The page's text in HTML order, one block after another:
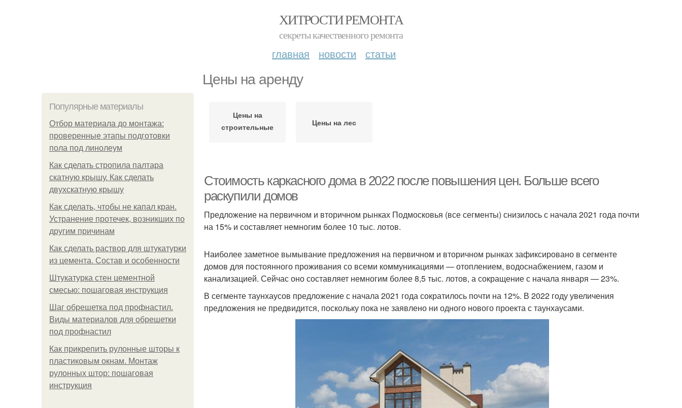
ХИТРОСТИ РЕМОНТА
секреты качественного ремонта
главная новости статьи
Цены на аренду
Популярные материалы
Отбор материала до монтажа:
проверенные этапы подготовки
пола под линолеум
Как сделать стропила палтара
скатную крышу. Как сделать
двухскатную крышу
Как сделать, чтобы не капал кран.
Устранение протечек, возникших по
другим причинам
Как сделать раствор для штукатурки
из цемента. Состав и особенности
Штукатурка стен цементной
смесью: пошаговая инструкция
Шаг обрешетка под профнастил.
Виды материалов для обрешетки
под профнастил
Как прикрепить рулонные шторы к
пластиковым окнам. Монтаж
рулонных штор: пошаговая
инструкция
Цены на
строительные
Цены на лес
Стоимость каркасного дома в 2022 после повышения цен. Больше всего
раскупили домов
Предложение на первичном и вторичном рынках Подмосковья (все сегменты) снизилось с начала 2021 года почти
на 15% и составляет немногим более 10 тыс. лотов.
Наиболее заметное вымывание предложения на первичном и вторичном рынках зафиксировано в сегменте
домов для постоянного проживания со всеми коммуникациями — отоплением, водоснабжением, газом и
канализацией. Сейчас оно составляет немногим более 8,5 тыс. лотов, а сокращение с начала января — 23%.
В сегменте таунхаусов предложение с начала 2021 года сократилось почти на 12%. В 2022 году увеличения
предложения не предвидится, поскольку пока не заявлено ни одного нового проекта с таунхаусами.